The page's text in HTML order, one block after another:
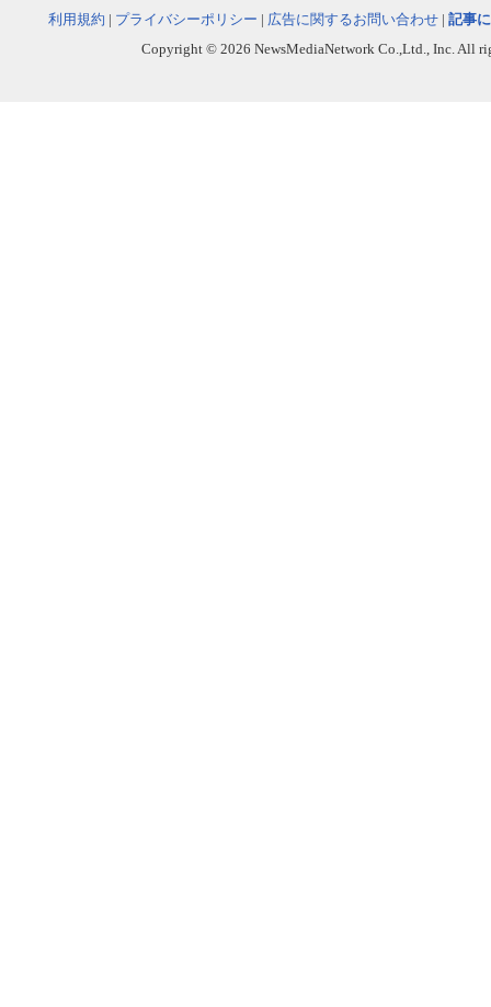
利用規約 | プライバシーポリシー | 広告に関するお問い合わせ | 記事
Copyright © 2026 NewsMediaNetwork Co.,Ltd., Inc. All